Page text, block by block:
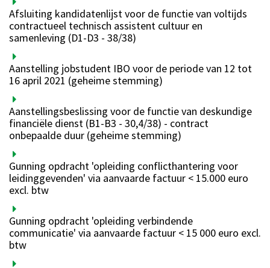
Afsluiting kandidatenlijst voor de functie van voltijds
contractueel technisch assistent cultuur en
samenleving (D1-D3 - 38/38)
Aanstelling jobstudent IBO voor de periode van 12 tot
16 april 2021 (geheime stemming)
Aanstellingsbeslissing voor de functie van deskundige
financiële dienst (B1-B3 - 30,4/38) - contract
onbepaalde duur (geheime stemming)
Gunning opdracht 'opleiding conflicthantering voor
leidinggevenden' via aanvaarde factuur < 15.000 euro
excl. btw
Gunning opdracht 'opleiding verbindende
communicatie' via aanvaarde factuur < 15 000 euro excl.
btw